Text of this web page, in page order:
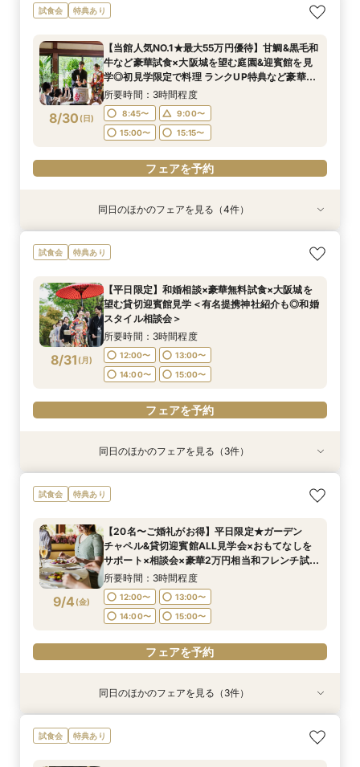
8/29( 土)
ガーデン挙式丸わかり◎2万坪の庭園満喫×オリ
ジナルウェディング庭園&会場見学×国産和牛
所要時間：3時間程度
8:45〜
9:00〜
15:00〜
15:15〜
フェアを予約
8/29( 土)
【料理重視の方へおすすめ】組数限定◆グラン
シェフ豊後昌幸が手掛ける黒毛和牛etc2万円相
所要時間：3時間程度
8:45〜
9:00〜
15:00〜
15:15〜
フェアを予約
8/29( 土)
【神社式相談フェア】提携有名神社紹介!AM来館
で本番さながらの披露宴体験 国産 和牛フィレ肉
分特典>
所要時間：3時間程度
8:45〜
9:00〜
15:00〜
15:15〜
フェアを予約
8/29( 土)
【東京開催/土日】東京サロンで《大阪迎賓館》
のご相談＆お打合せ！
9:00〜 15:00〜
フェアを予約
試食会 特典あり
8/30 (日)
【当館人気NO.1★最大55万円優待】甘鯛&黒毛和
牛など豪華試食×大阪城を望む庭園&迎賓館を見
学◎初見学限定で料理 ランクUP特典など豪華特
典付きBIGフェア
所要時間：3時間程度
8:45〜
9:00〜
15:00〜
15:15〜
フェアを予約
特典あり
8/30(日)
ガーデン挙式丸わかり◎2万坪の庭園満喫×オリ
ジナルウェディング庭園&会場見学×国産和牛
所要時間：3時間程度
8:45〜
15:00〜
15:15〜
フェアを予約
特典あり
8/30(日)
【料理重視の方へおすすめ】組数限定◆グラン
シェフ豊後昌幸が手掛ける黒毛和牛etc2万円相
所要時間：3時間程度
8:45〜
15:00〜
15:15〜
フェアを予約
特典あり
8/30(日)
【神社式相談フェア】提携有名神社紹介!AM来館
で本番さながらの披露宴体験 国産 和牛フィレ肉
分特典>
所要時間：3時間程度
8:45〜
15:00〜
15:15〜
フェアを予約
特典あり
8/30(日)
【東京開催/土日】東京サロンで《大阪迎賓館》
のご相談＆お打合せ！
9:00〜 15:00〜
フェアを予約
同日のほかのフェアを見る（4件）
試食会 特典あり
8/31 (月)
【平日限定】和婚相談×豪華無料試食×大阪城を
望む貸切迎賓館見学＜有名提携神社紹介も◎和婚
スタイル相談会＞
所要時間：3時間程度
12:00〜
13:00〜
14:00〜
15:00〜
フェアを予約
特典あり
8/31(月)
＜平日限定＞挙式スタイル相談OK！約2万坪の自
然が広がる西の丸庭園＆会場見学＊ゆっくり相談
チコース
所要時間：3時間程度
12:00〜
13:00〜
14:00〜
15:00〜
フェアを予約
特典あり
8/31(月)
【20名〜ご婚礼がお得】平日限定★ガーデン
チャペル&貸切迎賓館ALL見学会×おもてなしを
会
所要時間：3時間程度
12:00〜
13:00〜
14:00〜
15:00〜
フェアを予約
特典あり
8/31(月)
＜オリジナルウェディング＞2万坪の庭園満喫×
会場見学×国産和牛フィレ肉など豪華試食付＊貸
所要時間：3時間程度
12:00〜
13:00〜
14:00〜
15:00〜
フェアを予約
同日のほかのフェアを見る（3件）
試食会 特典あり
9/4 (金)
【20名〜ご婚礼がお得】平日限定★ガーデン
チャペル&貸切迎賓館ALL見学会×おもてなしを
サポート×相談会×豪華2万円相当和フレンチ試食
会
所要時間：3時間程度
12:00〜
13:00〜
14:00〜
15:00〜
フェアを予約
特典あり
＜平日限定＞挙式スタイル相談OK！約2万坪の自
然が広がる西の丸庭園＆会場見学＊ゆっくり相談
特典あり
【平日限定】和婚相談×豪華無料試食×大阪城を
望む貸切迎賓館見学＜有名提携神社紹介も◎和婚
特典あり
＜オリジナルウェディング＞2万坪の庭園満喫×
会場見学×国産和牛フィレ肉など豪華試食付＊貸
同日のほかのフェアを見る（3件）
試食会 特典あり